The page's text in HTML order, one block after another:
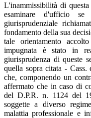
L'inammissibilità di
esaminare d'ufficio
giurisprudenziale
fondamento della sua
tale orientamento
impugnata è stato in
giurisprudenza di queste
quella sopra citata -
che, componendo un
affermato che in caso di
del D.P.R. n. 1124 del
soggette a diverso
malattia professionale e